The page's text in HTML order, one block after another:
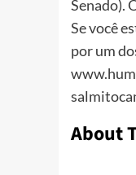
Senado).
Se você
por um
About